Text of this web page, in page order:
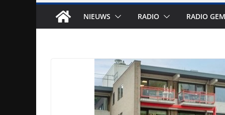
regio is goed
Al dertig jaar
NIEUWS RADIO RADIO